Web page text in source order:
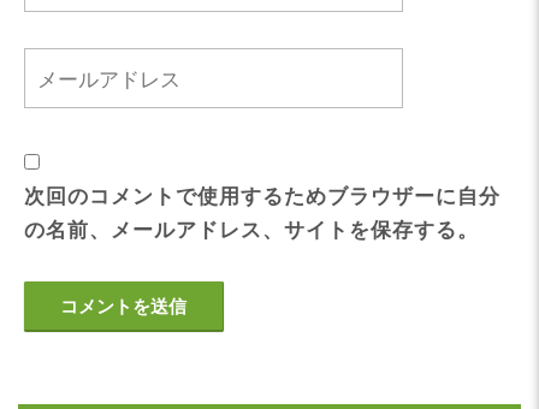
次回のコメントで使用するためブラウザーに自分
の名前、メールアドレス、サイトを保存する。